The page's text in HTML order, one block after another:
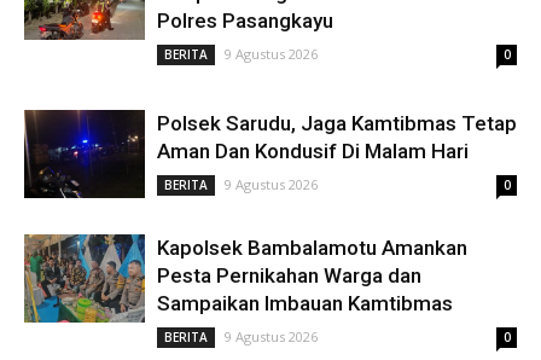
Polres Pasangkayu
BERITA 9 Agustus 2026 0
Polsek Sarudu, Jaga Kamtibmas Tetap
Aman Dan Kondusif Di Malam Hari
BERITA 9 Agustus 2026 0
Kapolsek Bambalamotu Amankan
Pesta Pernikahan Warga dan
Sampaikan Imbauan Kamtibmas
BERITA 9 Agustus 2026 0